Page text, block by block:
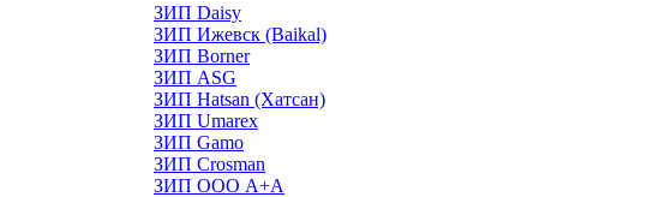
ЗИП Daisy
ЗИП Ижевск (Baikal)
ЗИП Borner
ЗИП ASG
ЗИП Hatsan (Хатсан)
ЗИП Umarex
ЗИП Gamo
ЗИП Crosman
ЗИП ООО А+А